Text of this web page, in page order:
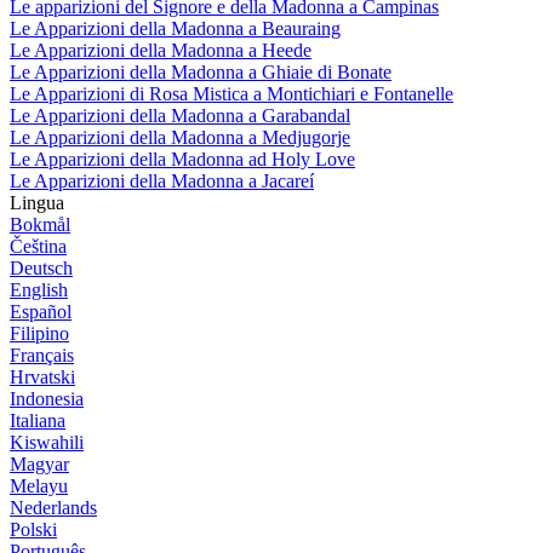
Le apparizioni del Signore e della Madonna a Campinas
Le Apparizioni della Madonna a Beauraing
Le Apparizioni della Madonna a Heede
Le Apparizioni della Madonna a Ghiaie di Bonate
Le Apparizioni di Rosa Mistica a Montichiari e Fontanelle
Le Apparizioni della Madonna a Garabandal
Le Apparizioni della Madonna a Medjugorje
Le Apparizioni della Madonna ad Holy Love
Le Apparizioni della Madonna a Jacareí
Lingua
Bokmål
Čeština
Deutsch
English
Español
Filipino
Français
Hrvatski
Indonesia
Italiana
Kiswahili
Magyar
Melayu
Nederlands
Polski